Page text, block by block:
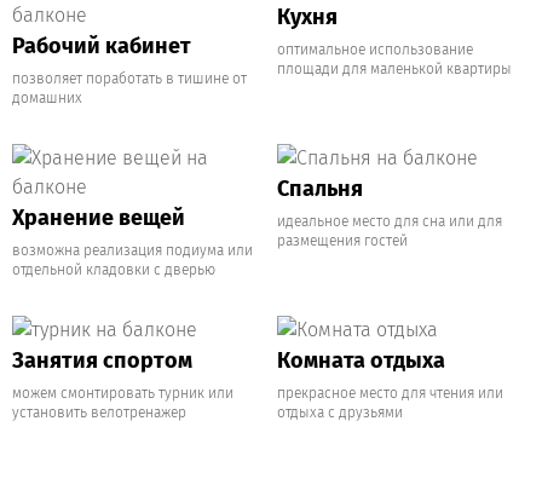
Рабочий кабинет
позволяет поработать в тишине от
домашних
Кухня
оптимальное использование
площади для маленькой квартиры
Хранение вещей
возможна реализация подиума или
отдельной кладовки с дверью
Спальня
идеальное место для сна или для
размещения гостей
Занятия спортом
можем смонтировать турник или
установить велотренажер
Комната отдыха
прекрасное место для чтения или
отдыха с друзьями